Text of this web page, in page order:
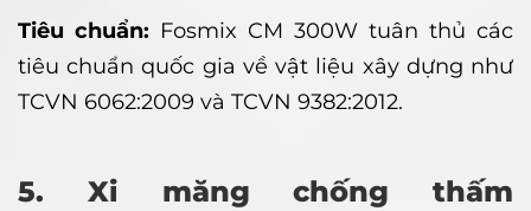
Tiêu chuẩn: Fosmix CM 300W tuân thủ các
tiêu chuẩn quốc gia về vật liệu xây dựng như
TCVN 6062:2009 và TCVN 9382:2012.
5. Xi măng chống thấm